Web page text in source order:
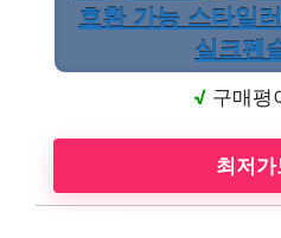
호환 가능 스타일
실크펜
√구매평
최저가